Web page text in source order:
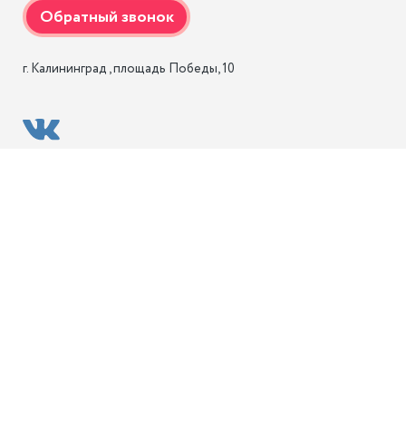
г. Калининград , площадь Победы, 10